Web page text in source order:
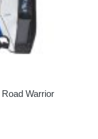
Warrior